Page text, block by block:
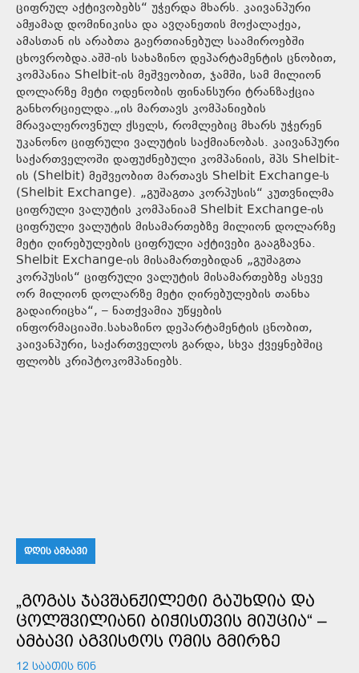
ციფრულ აქტივობებს“ უჭერდა მხარს. კაივანპური
ამჟამად დომინიკისა და ავღანეთის მოქალაქეა,
ამასთან ის არაბთა გაერთიანებულ საამიროებში
ცხოვრობდა.აშშ-ის სახაზინო დეპარტამენტის ცნობით,
კომპანია Shelbit-ის მეშვეობით, ჯამში, სამ მილიონ
დოლარზე მეტი ოდენობის ფინანსური ტრანზაქცია
განხორციელდა.„ის მართავს კომპანიების
მრავალეროვნულ ქსელს, რომლებიც მხარს უჭერენ
უკანონო ციფრული ვალუტის საქმიანობას. კაივანპური
საქართველოში დაფუძნებული კომპანიის, შპს Shelbit-
ის (Shelbit) მეშვეობით მართავს Shelbit Exchange-ს
(Shelbit Exchange). „გუშაგთა კორპუსის“ კუთვნილმა
ციფრული ვალუტის კომპანიამ Shelbit Exchange-ის
ციფრული ვალუტის მისამართებზე მილიონ დოლარზე
მეტი ღირებულების ციფრული აქტივები გააგზავნა.
Shelbit Exchange-ის მისამართებიდან „გუშაგთა
კორპუსის“ ციფრული ვალუტის მისამართებზე ასევე
ორ მილიონ დოლარზე მეტი ღირებულების თანხა
გადაირიცხა“, – ნათქვამია უწყების
ინფორმაციაში.სახაზინო დეპარტამენტის ცნობით,
კაივანპური, საქართველოს გარდა, სხვა ქვეყნებშიც
ფლობს კრიპტოკომპანიებს.
ᲓᲦᲘᲡ ᲐᲛᲑᲐᲕᲘ
„ᲒᲝᲒᲐᲡ ᲯᲐᲕᲨᲐᲜᲟᲘᲚᲔᲢᲘ ᲒᲐᲣᲮᲓᲘᲐ ᲓᲐ
ᲪᲝᲚᲨᲕᲘᲚᲘᲐᲜᲘ ᲑᲘᲭᲘᲡᲗᲕᲘᲡ ᲛᲘᲣᲪᲘᲐ“ –
ᲐᲛᲑᲐᲕᲘ ᲐᲒᲕᲘᲡᲢᲝᲡ ᲝᲛᲘᲡ ᲒᲛᲘᲠᲖᲔ
12 ᲡᲐᲐᲗᲘᲡ ᲬᲘᲜ